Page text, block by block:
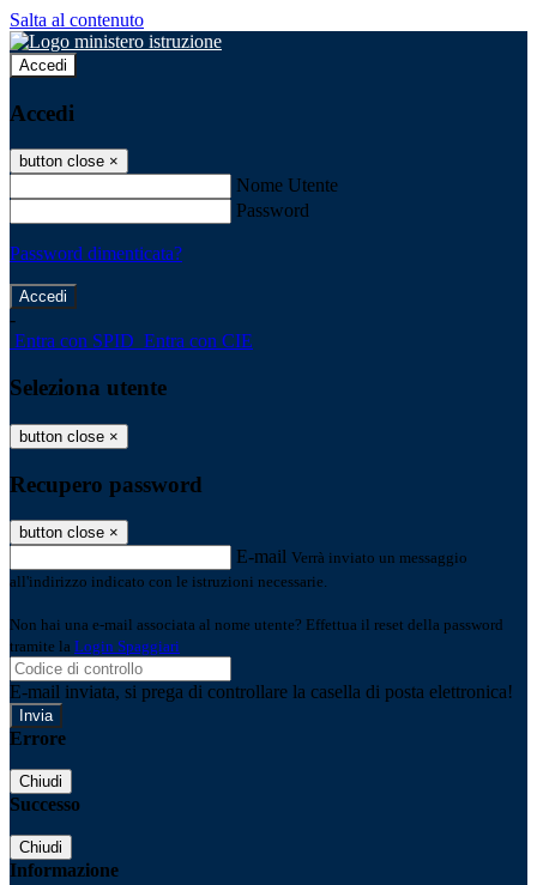
Salta al contenuto
Accedi
Accedi
button close ×
Nome Utente
Password
Password dimenticata?
-
Entra con SPID Entra con CIE
Seleziona utente
button close ×
Recupero password
button close ×
E-mail Verrà inviato un messaggio
all'indirizzo indicato con le istruzioni necessarie.
Non hai una e-mail associata al nome utente? Effettua il reset della password
tramite la Login Spaggiari
E-mail inviata, si prega di controllare la casella di posta elettronica!
Errore
Chiudi
Successo
Chiudi
Informazione